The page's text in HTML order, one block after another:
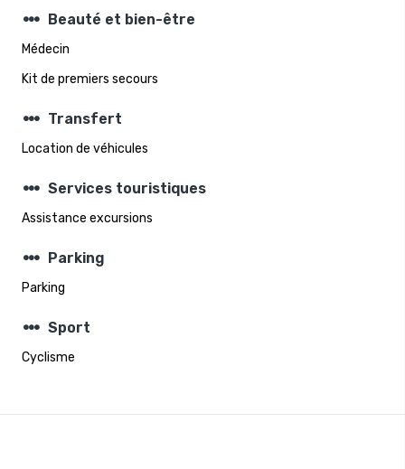
steppers Beauté et bien-être
Médecin
Kit de premiers secours
steppers Transfert
Location de véhicules
steppers Services touristiques
Assistance excursions
steppers Parking
Parking
steppers Sport
Cyclisme